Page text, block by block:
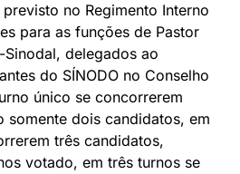
no Regimento Interno
para as funções de Pastor
delegados ao
do SÍNODO no Conselho
único se concorrerem
somente dois candidatos, em
três candidatos,
votado, em três turnos se